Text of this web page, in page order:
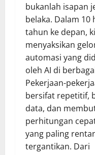
bukanlah isapan
belaka. Dalam 10
tahun ke depan,
menyaksikan
automasi yang
oleh AI di
Pekerjaan-
bersifat repetitif,
data, dan
perhitungan
yang paling
tergantikan. Dari